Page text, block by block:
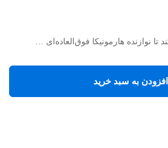
نوازنده هارمونیکا فوق‌العاده‌ای …
افزودن به سبد خرید